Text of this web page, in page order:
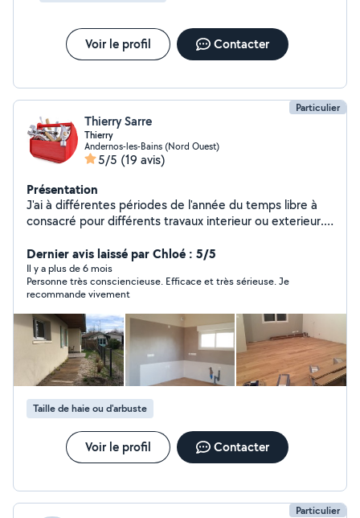
Voir le profil Contacter
Particulier
Thierry Sarre
Thierry
Andernos-les-Bains (Nord Ouest)
5/5 (19 avis)
Présentation
J'ai à différentes périodes de l'année du temps libre à
consacré pour différents travaux interieur ou exterieur.
Dernier avis laissé par Chloé : 5/5
Il y a plus de 6 mois
Personne très consciencieuse. Efficace et très sérieuse. Je
recommande vivement
Taille de haie ou d'arbuste
Voir le profil Contacter
Particulier